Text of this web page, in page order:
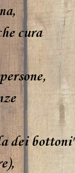
cura
dei bottoni"